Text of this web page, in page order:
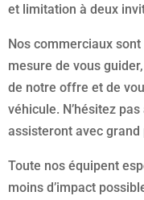
et limitation à deux
Nos commerciaux
mesure de vous
de notre offre et de
véhicule. N’hésitez
assisteront avec grand
Toute nos équipent
moins d’impact